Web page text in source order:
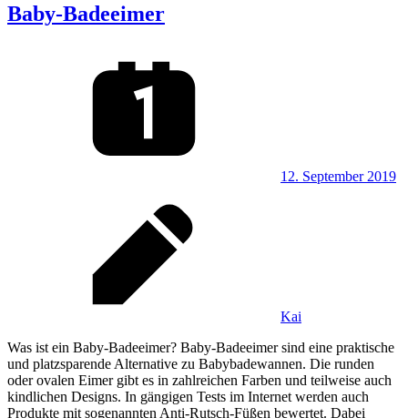
Baby-Badeeimer
12. September 2019
Kai
Was ist ein Baby-Badeeimer? Baby-Badeeimer sind eine praktische
und platzsparende Alternative zu Babybadewannen. Die runden
oder ovalen Eimer gibt es in zahlreichen Farben und teilweise auch
kindlichen Designs. In gängigen Tests im Internet werden auch
Produkte mit sogenannten Anti-Rutsch-Füßen bewertet. Dabei